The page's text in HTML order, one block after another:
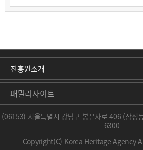
승하였습니다.
진도문화원 설립자이자 진도 다시래
선생이
전수 활동을 돕고 가교 역할을 담당했
박용순 육성 // “박 선생님이 그때 이렇
잖아요. 원으로 만들어서 뛰는데 지
있는 것이 최 선생님이 하는 것이여.
것이. 우수영, 정순엽이, 읍에 종숙이
요. 같이 한 번에. 전수생이 되었어요.
진흥원소개
패밀리사이트
(06153) 서울특별시 강남구 봉은사로 406 (삼성
6300
Copyright(C) Korea Heritage Agency